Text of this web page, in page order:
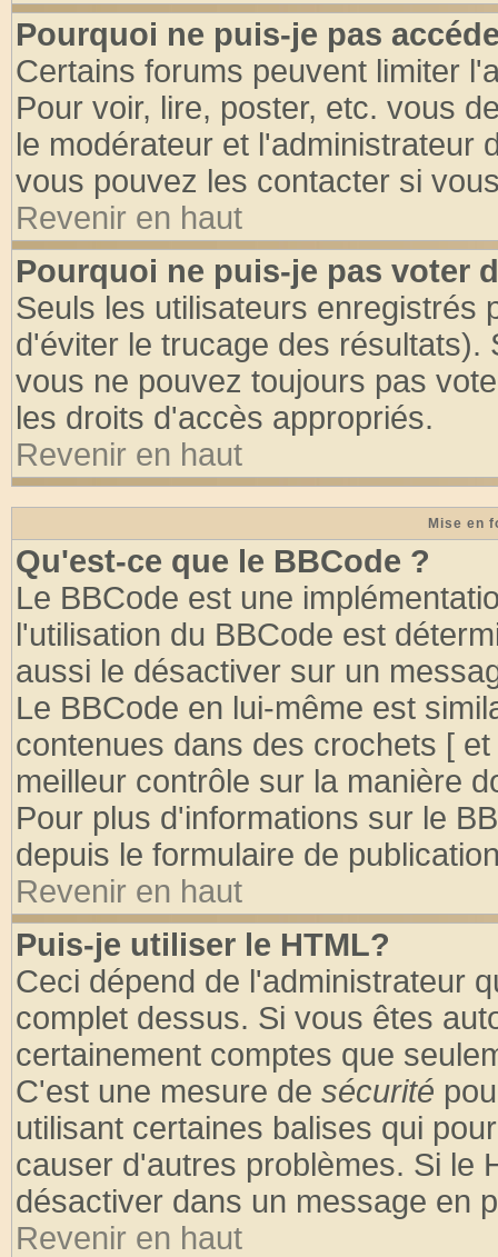
Pourquoi ne puis-je pas
Certains forums peuvent limiter
Pour voir, lire, poster, etc. vous
le modérateur et l'administrateur
vous pouvez les contacter si
Revenir en haut
Pourquoi ne puis-je pas voter
Seuls les utilisateurs enregistrés
d'éviter le trucage des
vous ne pouvez toujours pas
les droits d'accès appropriés.
Revenir en haut
Mise en
Qu'est-ce que le BBCode ?
Le BBCode est une
l'utilisation du BBCode est
aussi le désactiver sur un
Le BBCode en lui-même est
contenues dans des crochets [
meilleur contrôle sur la manière
Pour plus d'informations sur le
depuis le formulaire de
Revenir en haut
Puis-je utiliser le HTML?
Ceci dépend de l'administrateur
complet dessus. Si vous êtes
certainement comptes que
C'est une mesure de sécurité
utilisant certaines balises qui
causer d'autres problèmes. Si le
désactiver dans un message en
Revenir en haut